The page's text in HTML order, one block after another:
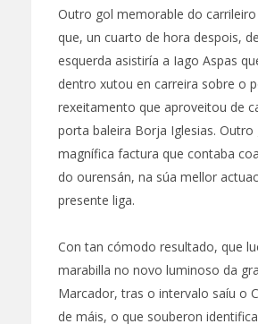
Outro gol memorable do
que, un cuarto de hora despois,
esquerda asistiría a Iago Aspas
dentro xutou en carreira sobre o
rexeitamento que aproveitou de
porta baleira Borja Iglesias. Outro
magnífica factura que contaba
do ourensán, na súa mellor
presente liga.
Con tan cómodo resultado, que
marabilla no novo luminoso da
Marcador, tras o intervalo saíu o
de máis, o que souberon